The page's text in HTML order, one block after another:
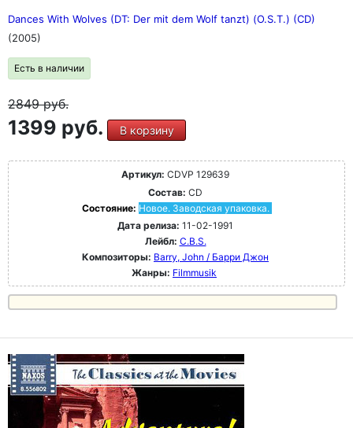
Dances With Wolves (DT: Der mit dem Wolf tanzt) (O.S.T.) (CD)
(2005)
Есть в наличии
2849руб.
1399 руб. В корзину
Артикул: CDVP 129639
Состав: CD
Состояние: Новое. Заводская упаковка.
Дата релиза: 11-02-1991
Лейбл: C.B.S.
Композиторы: Barry, John / Барри Джон
Жанры: Filmmusik